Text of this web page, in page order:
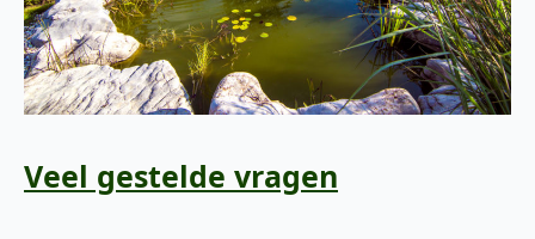
Veel gestelde vragen